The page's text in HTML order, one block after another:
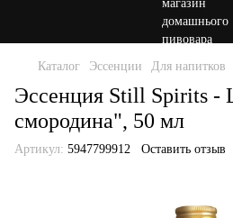
Каталог Эссенции Для напитков
Эссенция Still Spirits -
смородина", 50 мл
Артикул: 5947799912 Оставить отзыв